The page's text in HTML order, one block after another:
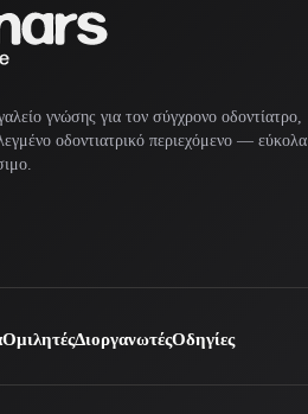
γνώσης για τον σύγχρονο οδοντίατρο,
οδοντιατρικό περιεχόμενο — εύκολα
ΟμιλητέςΔιοργανωτέςΟδηγίες